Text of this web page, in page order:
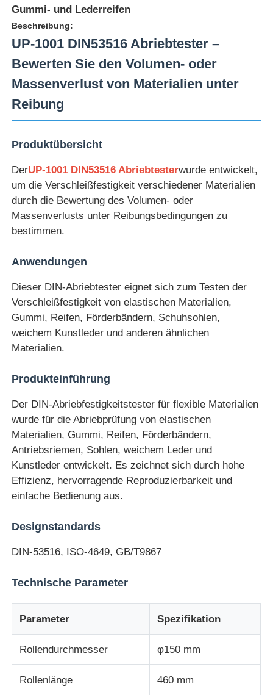
Startseite
Produkte
Über uns
Fabrik Tour
Qualitätskontrolle
Kontakt
Referenzen
Laborversuch-Ausrüstung
Umwelttestkammer
Universelle Testmaschine
Schlagprüfmaschine
Abnutzungsprüfmaschine
Gummitestgerät
Ausrüstung zur Prüfung von Verpackungen
Prüfgeräte für Klebstoffe
Gummi- und Lederreifen
Beschreibung:
UP-1001 DIN53516 Abriebtester –
Bewerten Sie den Volumen- oder
Massenverlust von Materialien unter
Reibung
Produktübersicht
DerUP-1001 DIN53516 Abriebtesterwurde entwickelt,
um die Verschleißfestigkeit verschiedener Materialien
durch die Bewertung des Volumen- oder
Massenverlusts unter Reibungsbedingungen zu
bestimmen.
Anwendungen
Dieser DIN-Abriebtester eignet sich zum Testen der
Verschleißfestigkeit von elastischen Materialien,
Gummi, Reifen, Förderbändern, Schuhsohlen,
weichem Kunstleder und anderen ähnlichen
Materialien.
Produkteinführung
Der DIN-Abriebfestigkeitstester für flexible Materialien
wurde für die Abriebprüfung von elastischen
Materialien, Gummi, Reifen, Förderbändern,
Antriebsriemen, Sohlen, weichem Leder und
Kunstleder entwickelt. Es zeichnet sich durch hohe
Effizienz, hervorragende Reproduzierbarkeit und
einfache Bedienung aus.
Designstandards
DIN-53516, ISO-4649, GB/T9867
Technische Parameter
Parameter Spezifikation
Rollendurchmesser φ150 mm
Rollenlänge 460 mm